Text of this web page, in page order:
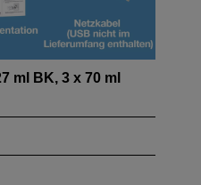
ml BK, 3 x 70 ml